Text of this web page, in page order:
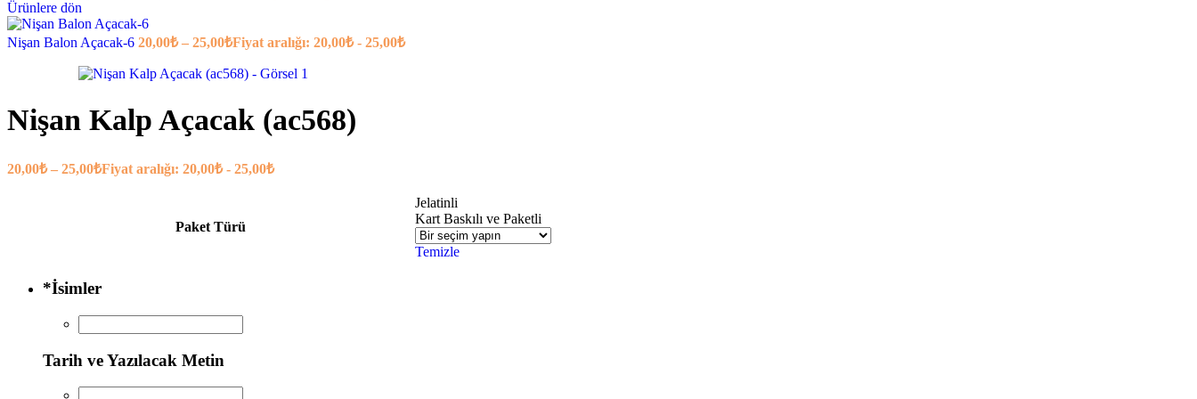
Ürünlere dön
Nişan Balon Açacak-6 20,00₺ – 25,00₺Fiyat aralığı: 20,00₺ - 25,00₺
Nişan Kalp Açacak (ac568)
20,00₺ – 25,00₺Fiyat aralığı: 20,00₺ - 25,00₺
Paket Türü
Jelatinli
Kart Baskılı ve Paketli
Temizle
*İsimler
Tarih ve Yazılacak Metin